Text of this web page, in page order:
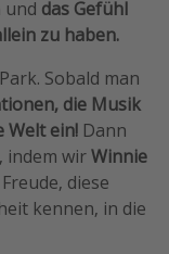
und das Gefühl
zu haben.
Sobald man
die Musik
Welt ein! Dann
indem wirWinnie
diese
kennen, in die